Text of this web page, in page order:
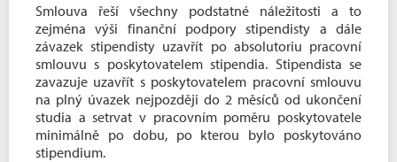
Smlouva řeší všechny podstatné náležitosti a to
zejména výši finanční podpory stipendisty a dále
závazek stipendisty uzavřít po absolutoriu pracovní
smlouvu s poskytovatelem stipendia. Stipendista se
zavazuje uzavřít s poskytovatelem pracovní smlouvu
na plný úvazek nejpozději do 2 měsíců od ukončení
studia a setrvat v pracovním poměru poskytovatele
minimálně po dobu, po kterou bylo poskytováno
stipendium.